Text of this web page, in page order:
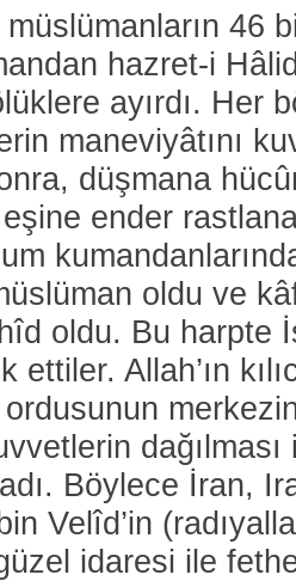
müslümanların 46
hazret-i
ayırdı. Her
maneviyâtını
düşmana
ender
oldu ve
oldu. Bu harpte
ettiler. Allah’ın
Böylece İran,
Velîd’in
idaresi ile